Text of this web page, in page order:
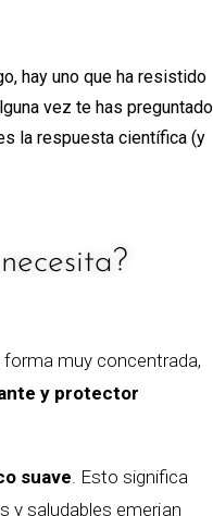
hay uno que ha resistido
vez te has preguntado
la respuesta científica (y
muy concentrada,
y protector
suave. Esto significa
y saludables emerjan